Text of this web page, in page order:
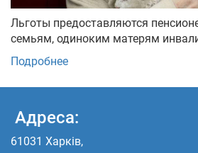
Льготы предоставляются
семьям, одиноким матерям
Подробнее
Адреса:
61031 Харків,